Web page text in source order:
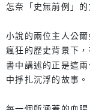
怎奈「史無前例」
小說的兩位主人公
瘋狂的歷史背景下
書中講述的正是這
中掙扎沉浮的故事。